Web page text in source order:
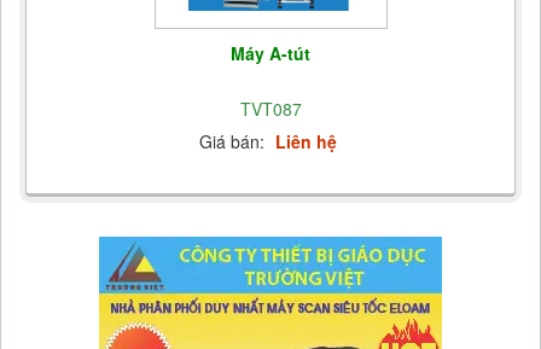
Máy A-tút
TVT087
Giá bán: Liên hệ